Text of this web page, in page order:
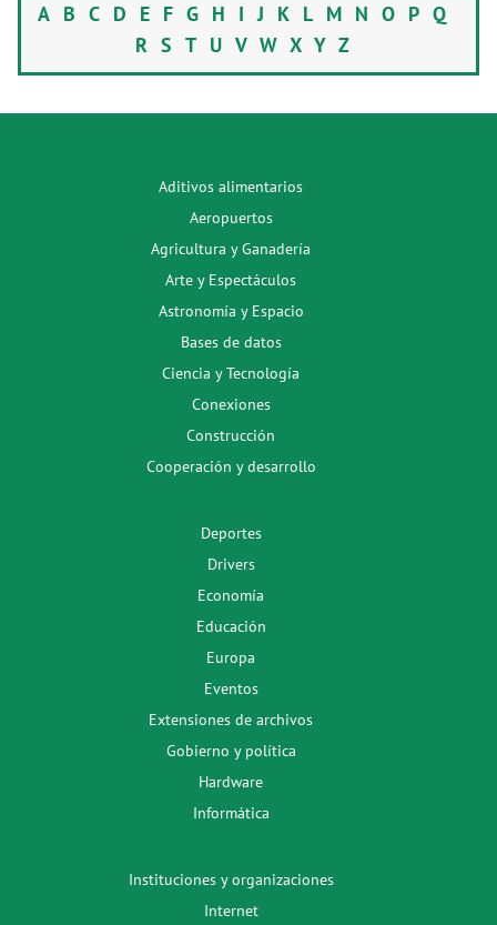
A B C D E F G H IJ K L M N O P Q
R S T U V W X Y Z
Aditivos alimentarios
Aeropuertos
Agricultura y Ganadería
Arte y Espectáculos
Astronomía y Espacio
Bases de datos
Ciencia y Tecnología
Conexiones
Construcción
Cooperación y desarrollo
Deportes
Drivers
Economía
Educación
Europa
Eventos
Extensiones de archivos
Gobierno y política
Hardware
Informática
Instituciones y organizaciones
Internet